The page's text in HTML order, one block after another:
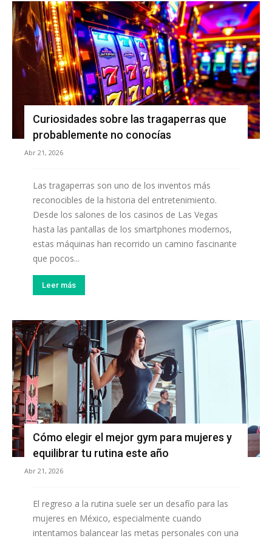
Curiosidades sobre las tragaperras que
probablemente no conocías
Abr 21, 2026
Las tragaperras son uno de los inventos más
reconocibles de la historia del entretenimiento.
Desde los salones de los casinos de Las Vegas
hasta las pantallas de los smartphones modernos,
estas máquinas han recorrido un camino fascinante
que pocos...
Leer más
Cómo elegir el mejor gym para mujeres y
equilibrar tu rutina este año
Abr 21, 2026
El regreso a la rutina suele ser un desafío para las
mujeres en México, especialmente cuando
intentamos balancear las metas personales con una